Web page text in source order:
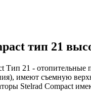
тип 21
Тип 21 - отопительные
имеют съемную
Stelrad Compact